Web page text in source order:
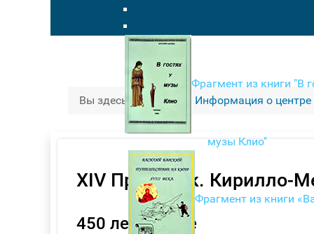
Фрагмент из книги "В
музы Клио"
Фрагмент из книги
Вы здесь:Главная Информация о центре
XIV Праздник. Кирилло-
450 лет Азбуке